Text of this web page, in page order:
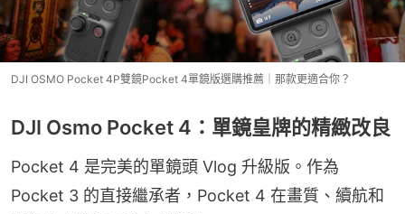
DJI OSMO Pocket 4P雙鏡Pocket 4單鏡版選購推薦｜那款更適合你？
DJI Osmo Pocket 4：單鏡皇牌的精緻改良
Pocket 4 是完美的單鏡頭 Vlog 升級版。作為
Pocket 3 的直接繼承者，Pocket 4 在畫質、續航和